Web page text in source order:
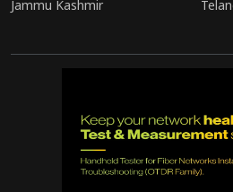
Jammu Kashmir